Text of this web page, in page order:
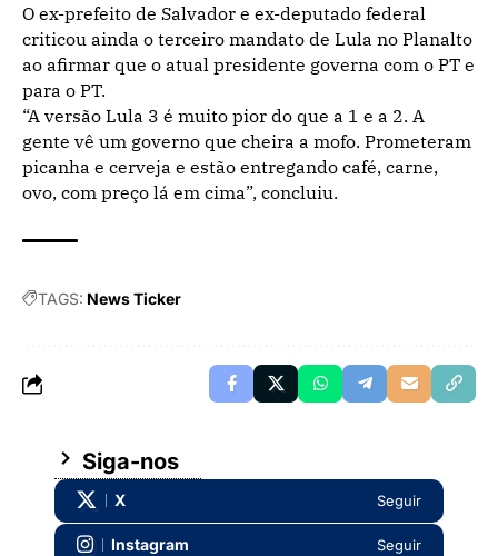
O ex-prefeito de Salvador e ex-deputado federal
criticou ainda o terceiro mandato de Lula no Planalto
ao afirmar que o atual presidente governa com o PT e
para o PT.
“A versão Lula 3 é muito pior do que a 1 e a 2. A
gente vê um governo que cheira a mofo. Prometeram
picanha e cerveja e estão entregando café, carne,
ovo, com preço lá em cima”, concluiu.
TAGS: News Ticker
Siga-nos
X Seguir
Instagram Seguir